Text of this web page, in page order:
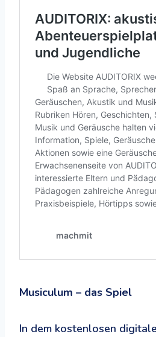
Musiculum – das Spiel
In dem kostenlosen